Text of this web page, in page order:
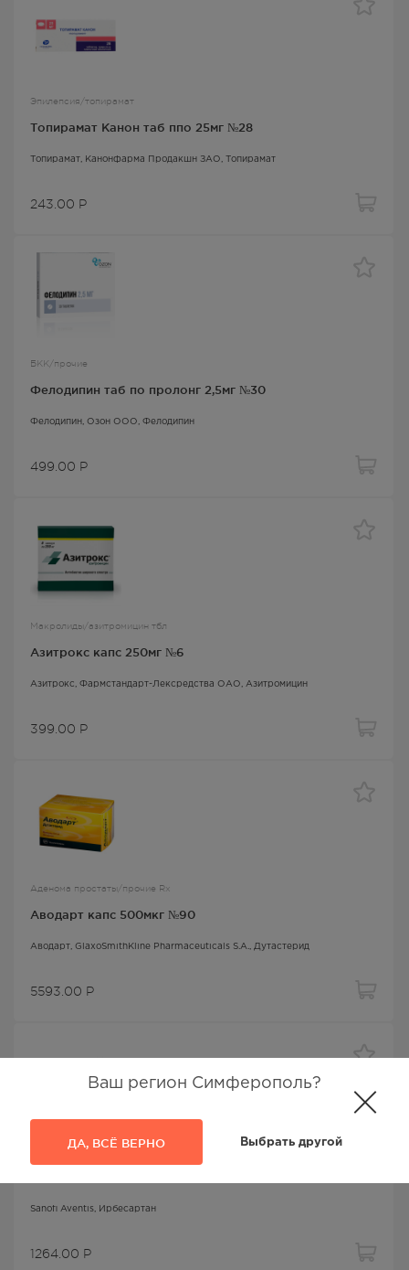
Ваш регион Симферополь?
ДА, ВСЁ ВЕРНО Выбрать другой
Эпилепсия/топирамат
Топирамат Канон таб ппо 25мг №28
Топирамат, Канонфарма Продакшн ЗАО, Топирамат
243.00 Р
БКК/прочие
Фелодипин таб по пролонг 2,5мг №30
Фелодипин , Озон ООО, Фелодипин
499.00 Р
Макролиды/азитромицин тбл
Азитрокс капс 250мг №6
Азитрокс , Фармстандарт-Лексредства ОАО, Азитромицин
399.00 Р
Аденома простаты/прочие Rx
Аводарт капс 500мкг №90
Аводарт, GlaxoSmithKline Pharmaceuticals S.A., Дутастерид
5593.00 Р
рец.ангиотензина II/прочие
Sanofi Aventis, Ирбесартан
1264.00 Р